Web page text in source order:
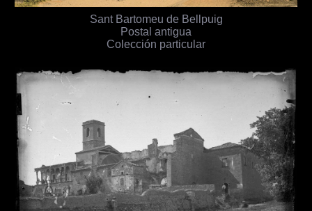
Sant Bartomeu de Bellpuig
Postal antigua
Colección particular